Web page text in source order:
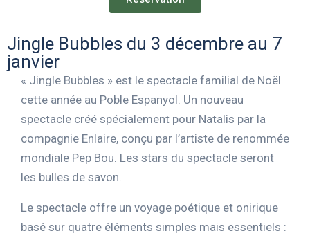
Jingle Bubbles du 3 décembre au 7
janvier
« Jingle Bubbles » est le spectacle familial de Noël
cette année au Poble Espanyol. Un nouveau
spectacle créé spécialement pour Natalis par la
compagnie Enlaire, conçu par l’artiste de renommée
mondiale Pep Bou. Les stars du spectacle seront
les bulles de savon.
Le spectacle offre un voyage poétique et onirique
basé sur quatre éléments simples mais essentiels :